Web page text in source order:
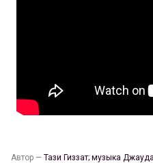
Автор — Тази Гиззат; музыка